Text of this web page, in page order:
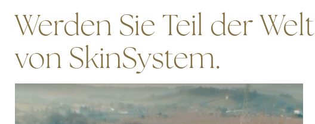
Werden Sie Teil der Welt
von SkinSystem.